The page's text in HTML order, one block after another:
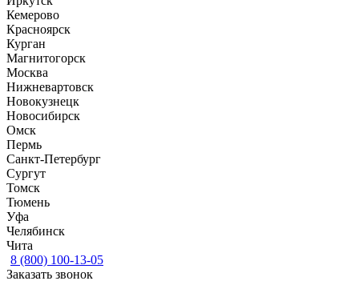
Кемерово
Красноярск
Курган
Магнитогорск
Москва
Нижневартовск
Новокузнецк
Новосибирск
Омск
Пермь
Санкт-Петербург
Сургут
Томск
Тюмень
Уфа
Челябинск
Чита
8 (800) 100-13-05
Заказать звонок